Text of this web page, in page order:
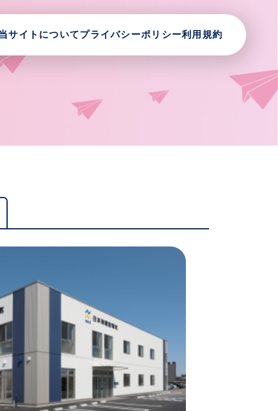
サイトについてプライバシーポリシー利用規約